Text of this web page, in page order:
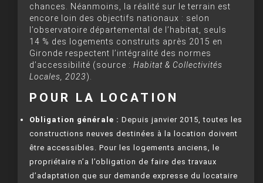
chances. Néanmoins, la réalité sur le terrain est
encore loin des objectifs nationaux : selon
l’observatoire départemental de l’habitat, seuls
14 % des logements construits après 2015 en
Gironde respectent l’intégralité des normes
d’accessibilité (source : Habitat & Collectivités
Locales, 2023).
POUR LA LOCATION
Obligation générale : Depuis janvier 2015, toutes les
constructions neuves destinées à la location doivent
être accessibles. Pour les logements anciens, le
propriétaire n’a l’obligation de faire des travaux
d’adaptation que sur demande expresse du locataire